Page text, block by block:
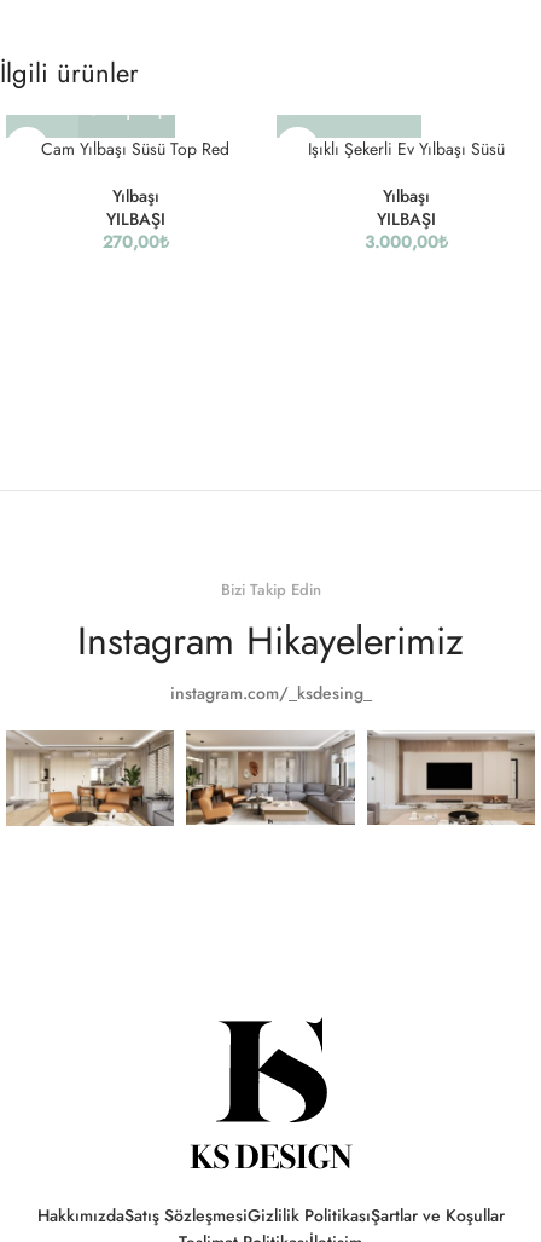
İlgili ürünler
Cam Yılbaşı Süsü Top Red
Yılbaşı
YILBAŞI
270,00₺
Işıklı Şekerli Ev Yılbaşı Süsü
Yılbaşı
YILBAŞI
3.000,00₺
Bizi Takip Edin
Instagram Hikayelerimiz
instagram.com/_ksdesing_
HakkımızdaSatış SözleşmesiGizlilik PolitikasıŞartlar ve Koşullar